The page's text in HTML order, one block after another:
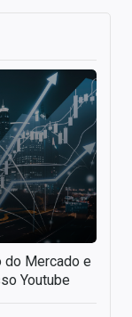
do Mercado e
Youtube